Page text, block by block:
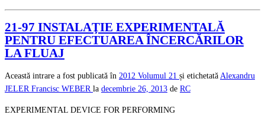
21-97 INSTALAŢIE EXPERIMENTALĂ
PENTRU EFECTUAREA ÎNCERCĂRILOR
LA FLUAJ
Această intrare a fost publicată în 2012 Volumul 21 și etichetată Alexandru
JELER Francisc WEBER la decembrie 26, 2013 de RC
EXPERIMENTAL DEVICE FOR PERFORMING